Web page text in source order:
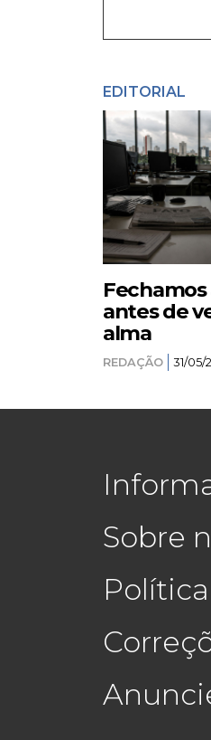
EDITORIAL
antes de
alma
REDAÇÃO 31/05/
Sobre